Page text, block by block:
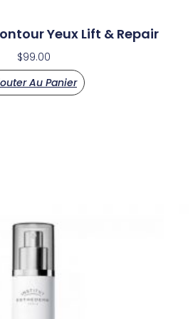
Yeux Lift & Repair
$99.00
Au Panier